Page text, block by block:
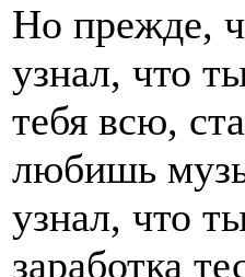
Но прежде,
узнал, что
тебя всю,
любишь
узнал, что
заработка